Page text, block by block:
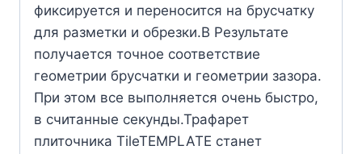
фиксируется и переносится на брусчатку
для разметки и обрезки.В Результате
получается точное соответствие
геометрии брусчатки и геометрии зазора.
При этом все выполняется очень быстро,
в считанные секунды.Трафарет
плиточника TileTEMPLATE станет